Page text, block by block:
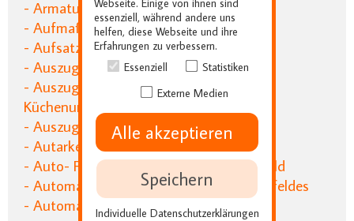
- Armaturen in Einbauküchen
- Aufmaß für die Küchenplanung
- Aufsatzschrank für die Einbauküche
- Auszug für die Küchenschränke
- Auszugstisch zum ausziehen für den
Küchenunterschrank
- Auszugswagen für den Backofen
- Autarke Kochfelder für die Küche
- Auto- Focus für das intelligente Kochfeld
- Automatik Kochplatte des Küchenkochfeldes
- Automatik Tür für Küchenkühlgeräte
essenziell, während andere uns
helfen, diese Webseite und ihre
Erfahrungen zu verbessern.
Essenziell
Statistiken
Externe Medien
Alle akzeptieren
Speichern
Individuelle Datenschutzerklärungen